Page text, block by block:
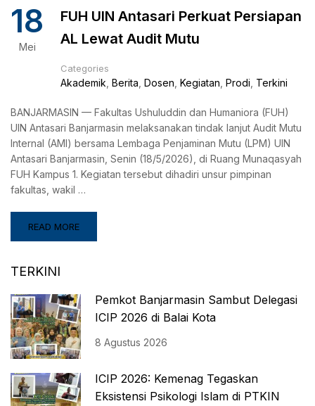
18
Mei
FUH UIN Antasari Perkuat Persiapan
AL Lewat Audit Mutu
Categories
Akademik Berita Dosen Kegiatan Prodi Terkini
BANJARMASIN — Fakultas Ushuluddin dan Humaniora (FUH)
UIN Antasari Banjarmasin melaksanakan tindak lanjut Audit Mutu
Internal (AMI) bersama Lembaga Penjaminan Mutu (LPM) UIN
Antasari Banjarmasin, Senin (18/5/2026), di Ruang Munaqasyah
FUH Kampus 1. Kegiatan tersebut dihadiri unsur pimpinan
fakultas, wakil …
READ MORE
TERKINI
Pemkot Banjarmasin Sambut Delegasi
ICIP 2026 di Balai Kota
8 Agustus 2026
ICIP 2026: Kemenag Tegaskan
Eksistensi Psikologi Islam di PTKIN